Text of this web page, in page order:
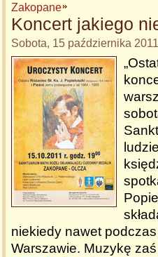
Zakopane
Koncert jakiego
Sobota, 15 października
niekiedy nawet
Warszawie. Muzykę